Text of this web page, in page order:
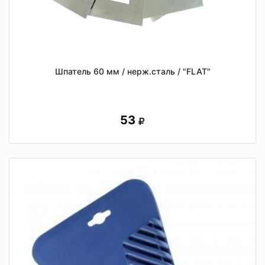
Шпатель 60 мм / нерж.сталь / "FLAT"
53